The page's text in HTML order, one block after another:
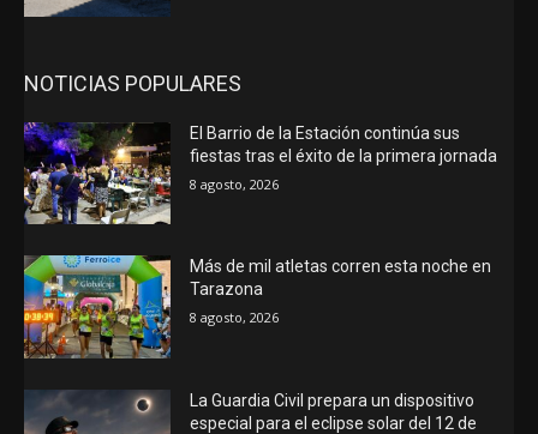
NOTICIAS POPULARES
El Barrio de la Estación continúa sus
fiestas tras el éxito de la primera jornada
8 agosto, 2026
Más de mil atletas corren esta noche en
Tarazona
8 agosto, 2026
La Guardia Civil prepara un dispositivo
especial para el eclipse solar del 12 de